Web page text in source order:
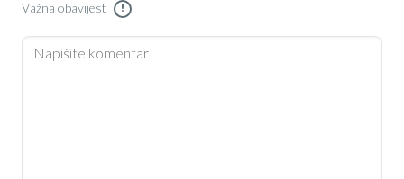
Važna obavijest !